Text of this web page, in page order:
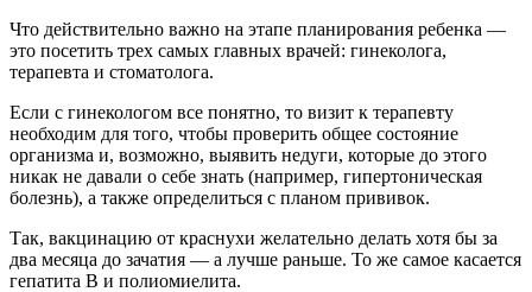
Что действительно важно на этапе планирования ребенка —
это посетить трех самых главных врачей: гинеколога,
терапевта и стоматолога.
Если с гинекологом все понятно, то визит к терапевту
необходим для того, чтобы проверить общее состояние
организма и, возможно, выявить недуги, которые до этого
никак не давали о себе знать (например, гипертоническая
болезнь), а также определиться с планом прививок.
Так, вакцинацию от краснухи желательно делать хотя бы за
два месяца до зачатия — а лучше раньше. То же самое касается
гепатита В и полиомиелита.